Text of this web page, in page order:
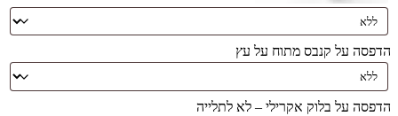
הדפסה על קנבס מתוח על עץ
הדפסה על בלוק אקרילי – לא לתלייה